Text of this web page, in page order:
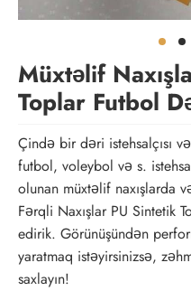
Müxtəlif
Toplar Futbol
Çində bir dəri istehsalçısı
futbol, ​​voleybol və s.
olunan müxtəlif naxışlarda
Fərqli Naxışlar PU Sintetik
edirik. Görünüşündən
yaratmaq istəyirsinizsə,
saxlayın!